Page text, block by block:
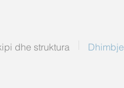
dhe struktura Dhimbje